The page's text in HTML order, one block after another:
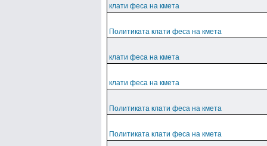
клати феса на кмета
Политиката клати феса на кмета
клати феса на кмета
клати феса на кмета
Политиката клати феса на кмета
Политиката клати феса на кмета